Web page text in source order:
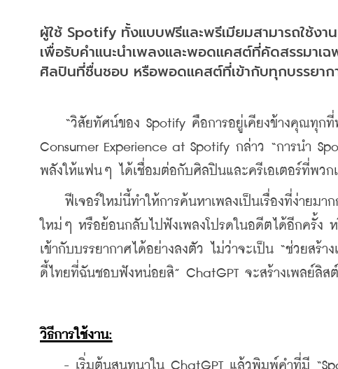
ผู้ใช้ Spotify ทั้งแบบฟรีและพรีเมียมสามารถใช้ง
เพื่อรับคำแนะนำเพลงและพอดแคสต์ที่คัดสรรมา
ศิลปินที่ชื่นชอบ หรือพอดแคสต์ที่เข้ากับทุกบรรยา
“วิสัยทัศน์ของ Spotify คือการอยู่เคียงข้างคุณทุกที่ทุ
Consumer Experience at Spotify กล่าว “การนำ
พลังให้แฟนๆ ได้เชื่อมต่อกับศิลปินและครีเอเตอร์ที่พวก
ฟีเจอร์ใหม่นี้ทำให้การค้นหาเพลงเป็นเรื่องที่ง่ายม
ใหม่ๆ หรือย้อนกลับไปฟังเพลงโปรดในอดีตได้อีกครั้ง
เข้ากับบรรยากาศได้อย่างลงตัว ไม่ว่าจะเป็น “ช่วยส
ดี้ไทยที่ฉันชอบฟังหน่อยสิ” ChatGPT จะสร้างเพลย์ลิ
วิธีการใช้งาน:
- เริ่มต้นสนทนาใน ChatGPT แล้วพิมพ์คำที่มี